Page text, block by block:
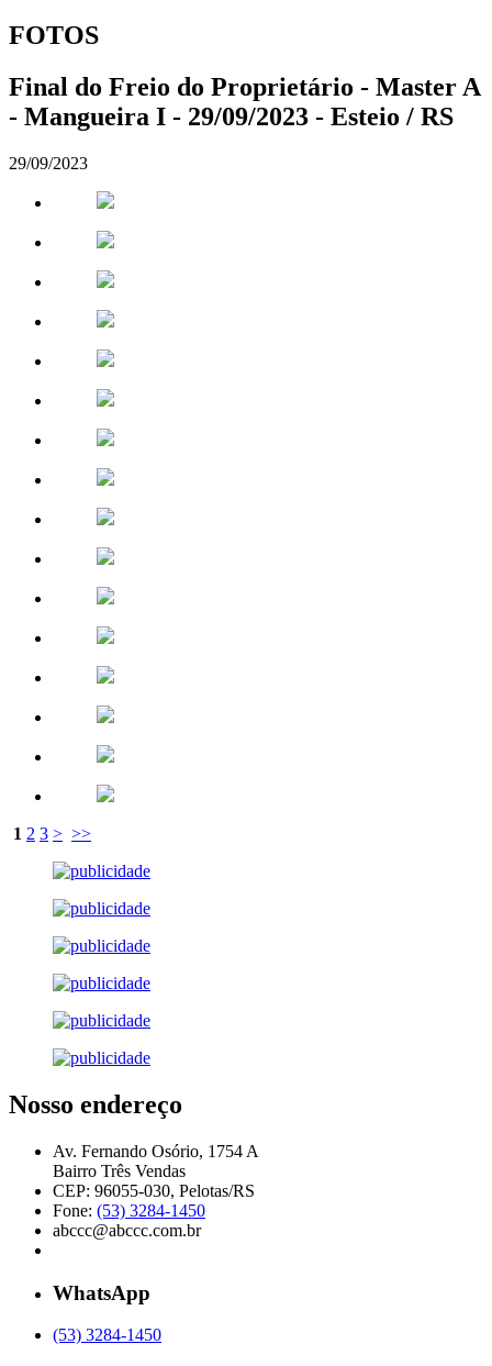
FOTOS
Final do Freio do Proprietário - Master A
- Mangueira I - 29/09/2023 - Esteio / RS
29/09/2023
1 2 3 > >>
Nosso endereço
Av. Fernando Osório, 1754 A
Bairro Três Vendas
CEP: 96055-030, Pelotas/RS
Fone: (53) 3284-1450
abccc@abccc.com.br
WhatsApp
(53) 3284-1450